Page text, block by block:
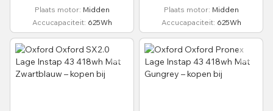
Plaats motor Midden
Accucapaciteit 625Wh
Plaats motor Midden
Accucapaciteit 625Wh